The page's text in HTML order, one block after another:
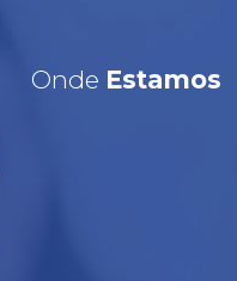
Onde Estamos